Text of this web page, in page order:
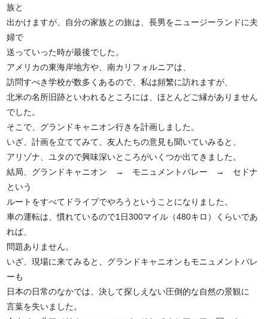
族と
出かけますが、自分の家族との旅は、長男をニュージーランドに夫
婦で
送っていった時が最後でした。
アメリカの東海岸地方や、南カリフォルニアは、
訪問すべき学校が数多くあるので、私は頻繁に訪れますが、
北米の名所旧跡といわれるところには、ほとんどご縁がありません
でした。
そこで、グランドキャニオン行きを計画しました。
いざ、計画を立ててみて、友人たちの意見も聞いていみると、
アリゾナ、ユタので興味深いところがいくつか出てきました。
結局、グランドキャニオン → モニュメントバレー → セドナ
という
ルートをすべてドライブでやろうということになりました。
車の運転は、慣れているので1日300マイル（480キロ）くらいであ
れば、
問題ありません。
いざ、現場に来てみると、グランドキャニオンもモニュメントバレ
ーも
日本の日常のなかでは、決して探しえない圧倒的な自然の景観に
言葉を失いました。